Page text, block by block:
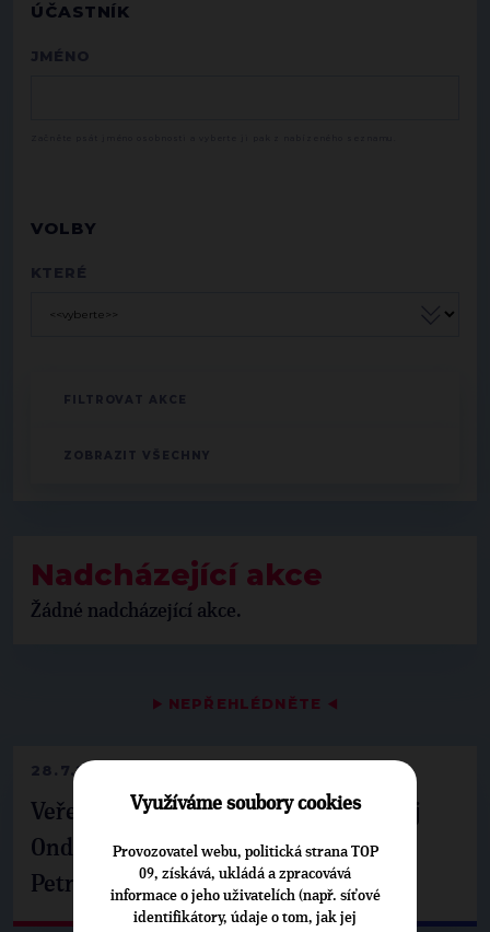
▶ NEPŘEHLÉDNĚTE ◀
28.7.2026
Veřejné finance, euro i školství. Matěj
Ondřej Havel jednal s prezidentem
Petrem Pavlem
ÚČASTNÍK
JMÉNO
VOLBY
KTERÉ
Nadcházející akce
Žádné nadcházející akce.
Využíváme soubory cookies
Provozovatel webu, politická strana TOP
09, získává, ukládá a zpracovává
informace o jeho uživatelích (např. síťové
identifikátory, údaje o tom, jak jej